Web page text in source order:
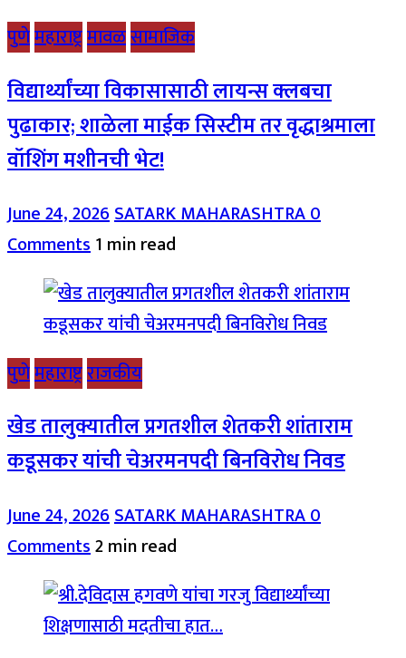
पुणेमहाराष्ट्रमावळसामाजिक
विद्यार्थ्यांच्या विकासासाठी लायन्स क्लबचा
पुढाकार; शाळेला माईक सिस्टीम तर वृद्धाश्रमाला
वॉशिंग मशीनची भेट!
June 24, 2026SATARK MAHARASHTRA0
Comments1 min read
पुणेमहाराष्ट्रराजकीय
खेड तालुक्यातील प्रगतशील शेतकरी शांताराम
कडूसकर यांची चेअरमनपदी बिनविरोध निवड
June 24, 2026SATARK MAHARASHTRA0
Comments2 min read